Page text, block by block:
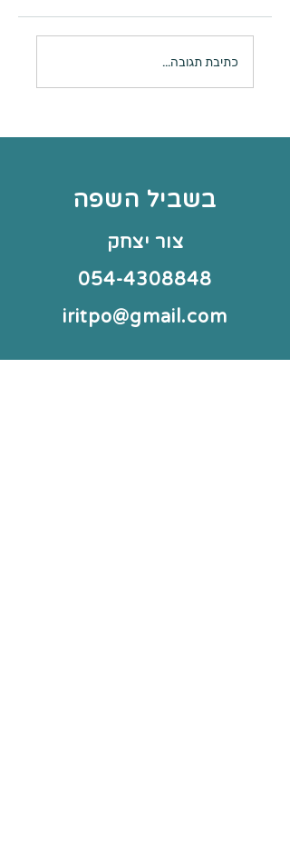
הארנב הקשיב להמחזה
כתיבת תגובה...
בשביל השפה
צור יצחק
054-4308848
iritpo@gmail.com